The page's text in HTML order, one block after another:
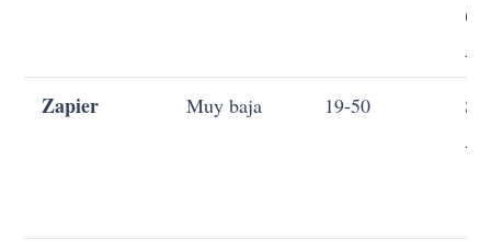
Zapier Muy baja 19-50
Sí